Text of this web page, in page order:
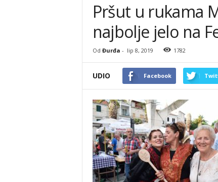
Pršut u rukama
najbolje jelo na
Od Đurđa - lip 8, 2019 1782
UDIO Facebook